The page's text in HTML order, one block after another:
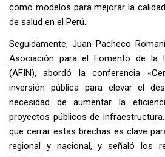
como modelos para mejorar la
de salud en el Perú.
Seguidamente, Juan Pacheco
Asociación para el Fomento de la
(AFIN), abordó la conferencia
inversión pública para elevar el
necesidad de aumentar la
proyectos públicos de
que cerrar estas brechas es clave
regional y nacional, y señaló los